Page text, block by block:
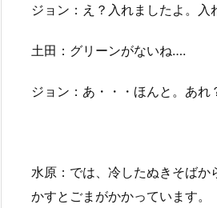
ジョン：え？入れましたよ。入
土田：グリーンがないね….
ジョン：あ・・・ほんと。あれ
水原：では、冷したぬきそばか
かすとごまがかかっています。